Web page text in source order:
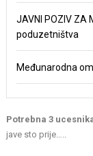
JAVNI POZIV ZA
poduzetništva
Međunarodna
Potrebna 3
jave sto prije…..